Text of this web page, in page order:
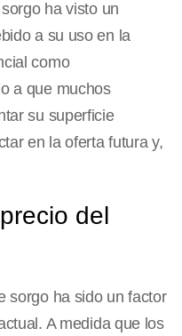
ha visto un
a su uso en la
como
a que muchos
su superficie
en la oferta futura y,
del
sorgo ha sido un factor
A medida que los